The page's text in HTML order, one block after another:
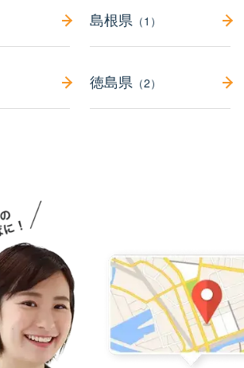
島根県（1）
徳島県（2）